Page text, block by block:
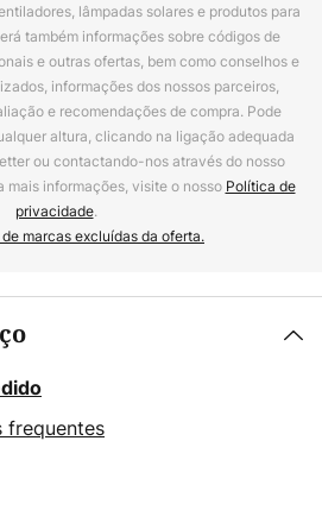
lâmpadas solares e produtos para
também informações sobre códigos de
e outras ofertas, bem como conselhos e
informações dos nossos parceiros,
e recomendações de compra. Pode
altura, clicando na ligação adequada
ou contactando-nos através do nosso
mais informações, visite o nosso Política de
privacidade.
marcas excluídas da oferta.
frequentes